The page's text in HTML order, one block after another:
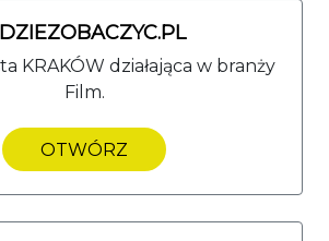
KRAKÓW działająca w branży
Film.
OTWÓRZ